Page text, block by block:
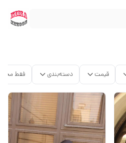
قیمت دسته‌بندی فقط